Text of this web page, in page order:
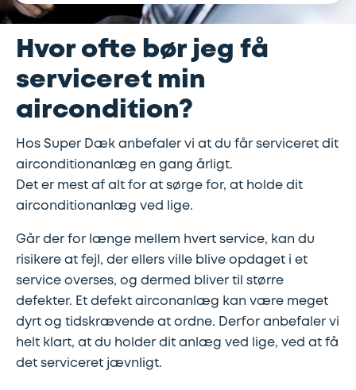
dæk
Kobling
Montering
anhængertræk
Olieskift
Reparation
stenslag
Serviceeftersyn
Stålfælge
Helårsdæk
Trailerdæk
Dækopbevaring
Kør
selv
ferie
Service
reparation
Sikkerhed
Sommerdæk
Trailer
Bosch
Car
Service
Erhverv
Landbrug
Hvor ofte bør jeg få
serviceret min
aircondition?
Hos Super Dæk anbefaler vi at du får serviceret dit
airconditionanlæg en gang årligt.
Det er mest af alt for at sørge for, at holde dit
airconditionanlæg ved lige.
Går der for længe mellem hvert service, kan du
risikere at fejl, der ellers ville blive opdaget i et
service overses, og dermed bliver til større
defekter. Et defekt airconanlæg kan være meget
dyrt og tidskrævende at ordne. Derfor anbefaler vi
helt klart, at du holder dit anlæg ved lige, ved at få
det serviceret jævnligt.